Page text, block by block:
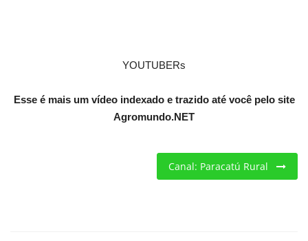
Clima
YOUTUBERs
Esse é mais um vídeo indexado e trazido até você pelo site
Agromundo.NET
Canal: Paracatú Rural